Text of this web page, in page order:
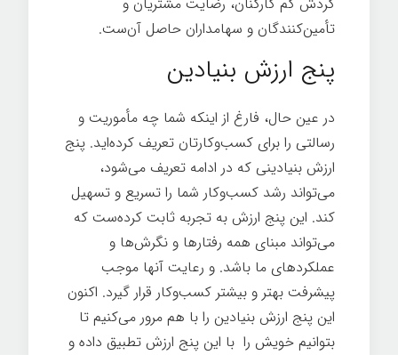
تأمین‌کنندگان و سهامداران حاصل آن‌ست.
پنج ارزش بنیادین
در عین حال، فارغ از اینکه شما چه مأموریت و
رسالتی را برای کسب‌وکارتان تعریف کرده‌اید. پنج
ارزش بنیادینی که در ادامه تعریف می‌شود،
می‌تواند رشد کسب‌وکار شما را تسریع و تسهیل
کند. این پنج ارزش به تجربه ثابت کرده‌ست که
می‌تواند مبنای همه رفتارها و نگرش‌ها و
عملکردهای ما باشد. و رعایت آنها موجب
پیشرفت بهتر و بیشتر کسب‌وکار قرار گیرد. اکنون
این پنج ارزش بنیادین را با هم مرور می‌کنیم تا
بتوانیم خویش را با این پنج ارزش تطبیق داده و